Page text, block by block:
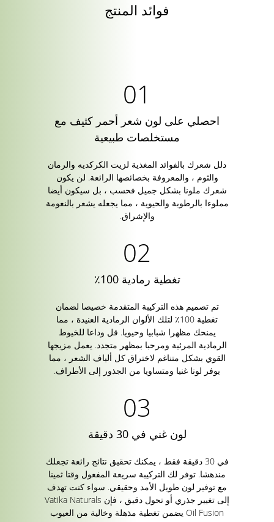
فوائد المنتج
احصلي على لون شعر أحمر كثيف مع
مستخلصات طبيعية
دلل شعرك بالفوائد المغذية لزيت الكركديه والرمان
والثوم ، والمعروفة بخصائصها الرائعة. لن يكون
شعرك ملونا بشكل جميل فحسب ، بل سيكون أيضا
مملوءا بالرطوبة والحيوية ، مما يجعله يشعر بالنعومة
والإشراق.
تغطية رمادية 100٪
تم تصميم هذه التركيبة المتقدمة خصيصا لضمان
تغطية 100٪ لتلك الألوان الرمادية العنيدة ، مما
يمنحك مظهرا شبابيا وحيويا. قل وداعا للخيوط
الرمادية المرئية ومرحبا بمظهر متجدد. يعمل مزيجها
القوي بشكل متناغم لاختراق كل ألياف الشعر ، مما
يوفر لونا غنيا ومتساويا من الجذور إلى الأطراف.
لون غني في 30 دقيقة
في 30 دقيقة فقط ، يمكنك تحقيق نتائج رائعة تجعلك
مندهشا. توفر لك التركيبة سريعة المفعول وقتا ثمينا
مع توفير لون طويل الأمد وحقيقي. سواء كنت تهدف
إلى تغيير جذري أو تحول دقيق ، فإن Vatika Naturals
Oil Fusion يضمن تغطية مذهلة وخالية من العيوب